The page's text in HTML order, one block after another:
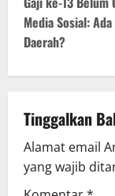
Media Sosial:
Daerah?
Tinggalkan
Alamat email
yang wajib